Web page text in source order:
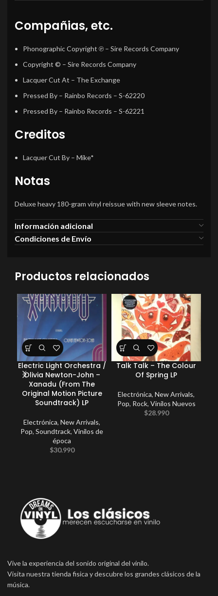
Compañias, etc.
Phonographic Copyright ℗ – Sire Records Company
Copyright © – Sire Records Company
Lacquer Cut At – The Exchange
Pressed By – Rainbo Records – S-62220
Pressed By – Rainbo Records – S-62221
Creditos
Lacquer Cut By – Mike*
Notas
Deluxe heavy 180-gram vinyl reissue with new sleeve notes.
Información adicional
Condiciones de Envío
Productos relacionados
Electric Light Orchestra /
Olivia Newton-John –
Xanadu (From The
Original Motion Picture
Soundtrack) LP
Electrónica, New Arrivals,
Pop, Soundtrack, Vinilos de
época
$30.990
Talk Talk – The Colour
Of Spring LP
Electrónica, New Arrivals,
Pop, Rock, Vinilos Nuevos
$28.990
Vive la experiencia del sonido original del vinilo.
Visita nuestra tienda fisica y descubre los grandes clásicos de la
música.